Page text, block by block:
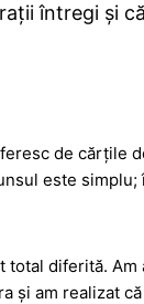
întregi și
de cărțile
este
total diferită.
și am realizat